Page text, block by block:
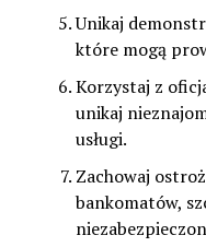
Unikaj
które mogą
Korzystaj z
unikaj
usługi.
Zachowaj
bankomatów,